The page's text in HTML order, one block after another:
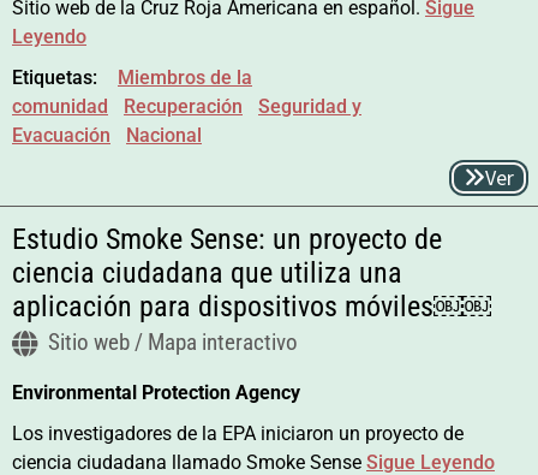
Sitio web de la Cruz Roja Americana en español. Sigue
Leyendo
Etiquetas:
Miembros de la
comunidad
Recuperación
Seguridad y
Evacuación
Nacional
Ver
Estudio Smoke Sense: un proyecto de
ciencia ciudadana que utiliza una
aplicación para dispositivos móviles￼￼
Sitio web / Mapa interactivo
Environmental Protection Agency
Los investigadores de la EPA iniciaron un proyecto de
ciencia ciudadana llamado Smoke Sense Sigue Leyendo